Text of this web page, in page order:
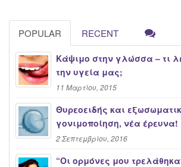
POPULAR RECENT
Κάψιμο στην γλώσσα – τι
την υγεία μας;
11 Μαρτίου, 2015
Θυρεοειδής και
γονιμοποίηση, νέα έρευνα!
2 Σεπτεμβρίου, 2016
“Oι ορμόνες μου